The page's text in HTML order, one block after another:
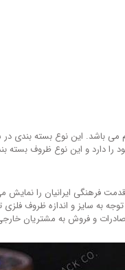
می باشد. این نوع بسته بندی
دارد و این نوع ظروف بسته
فرهنگی ایرانیان را نمایش
به سایز و اندازه ظروف فلزی
و فروش به مشتریان